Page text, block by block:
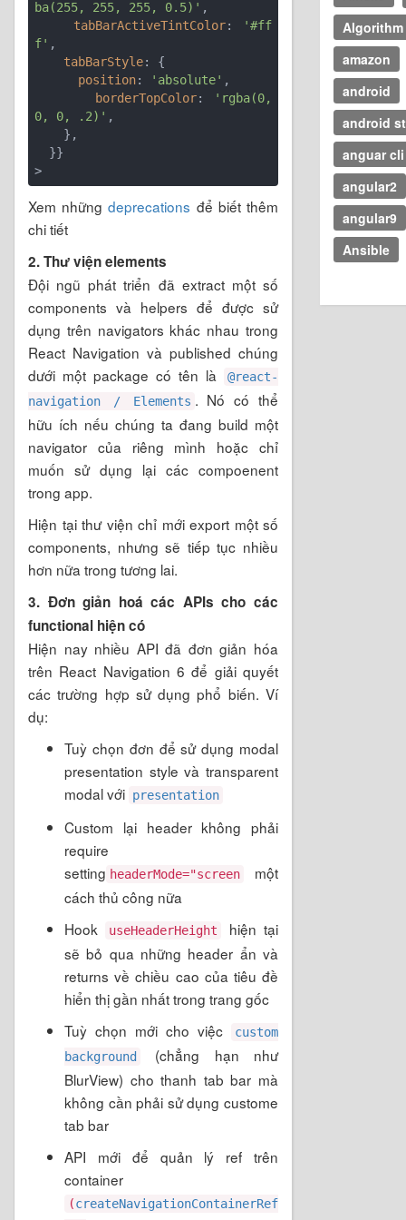
ba(255, 255, 255, 0.5)' ,
tabBarActiveTintColor:
'#ff
f' ,
tabBarStyle: {
position: 'absolute' ,
borderTopColor:
'rgba(0,
0, 0, .2)' ,
Xem nhữngdeprecations để biết thêm
chi tiết
2. Thư viện elements
Đội ngũ phát triển đã extract một số
components và helpers để được sử
dụng trên navigators khác nhau trong
React Navigation và published chúng
dưới một package có tên là
@react-
navigation / Elements . Nó có thể
hữu ích nếu chúng ta đang build một
navigator của riêng mình hoặc chỉ
muốn sử dụng lại các compoenent
trong app.
Hiện tại thư viện chỉ mới export một số
components, nhưng sẽ tiếp tục nhiều
hơn nữa trong tương lai.
3. Đơn giản hoá các APIs cho các
functional hiện có
Hiện nay nhiều API đã đơn giản hóa
trên React Navigation 6 để giải quyết
các trường hợp sử dụng phổ biến. Ví
dụ:
Tuỳ chọn đơn để sử dụng modal
presentation style và transparent
modal với presentation
Custom lại header không phải
require
setting headerMode="screen
một
cách thủ công nữa
Hook
useHeaderHeight
hiện tại
sẽ bỏ qua những header ẩn và
returns về chiều cao của tiêu đề
hiển thị gần nhất trong trang gốc
Tuỳ chọn mới cho việc
custom
background
(chẳng hạn như
BlurView) cho thanh tab bar mà
không cần phải sử dụng custome
tab bar
API mới để quản lý ref trên
container
(createNavigationContainerRef
Algorithm
amazon
android
android
anguar cli
angular2
angular9
Ansible